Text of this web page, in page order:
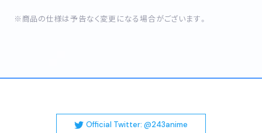
※商品の仕様は予告なく変更になる場合がございます。
Official Twitter: @243anime